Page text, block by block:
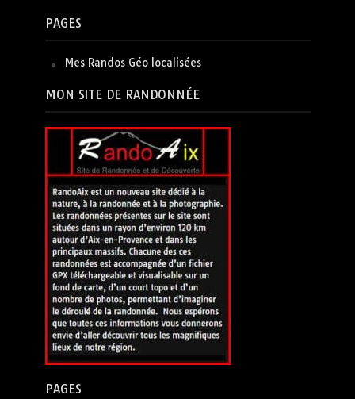
PAGES
Mes Randos Géo localisées
MON SITE DE RANDONNÉE
PAGES